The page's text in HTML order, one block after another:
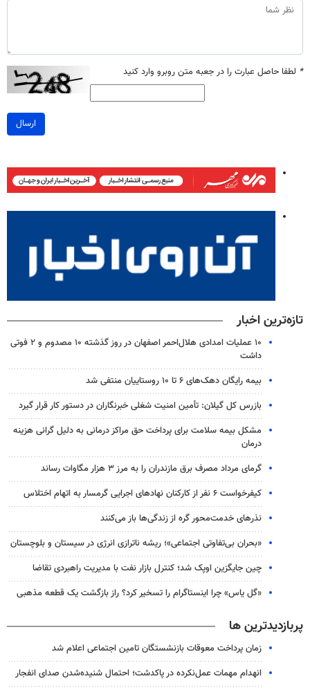
* لطفا حاصل عبارت را در جعبه متن روبرو وارد کنید
ارسال
تازه‌ترین اخبار
۱۰ عملیات امدادی هلال‌احمر اصفهان در روز گذشته ۱۰ مصدوم و ۲ فوتی
داشت
بیمه رایگان دهک‌های ۶ تا ۱۰ روستاییان منتفی شد
بازرس کل گیلان: تأمین امنیت شغلی خبرنگاران در دستور کار قرار گیرد
مشکل بیمه سلامت برای پرداخت حق مراکز درمانی به دلیل گرانی هزینه
درمان
گرمای مرداد مصرف برق مازندران را به مرز ۳ هزار مگاوات رساند
کیفرخواست ۶ نفر از کارکنان نهادهای اجرایی گرمسار به اتهام اختلاس
نذرهای خدمت‌محور گره از زندگی‌ها باز می‌کنند
«بحران بی‌تفاوتی اجتماعی»؛ ریشه ناترازی انرژی در سیستان و بلوچستان
چین جایگزین اوپک شد؛ کنترل بازار نفت با مدیریت راهبردی تقاضا
«گل یاس» چرا اینستاگرام را تسخیر کرد؟ راز بازگشت یک قطعه مذهبی
پربازدیدترین ها
زمان پرداخت معوقات بازنشستگان تامین اجتماعی اعلام شد
انهدام مهمات عمل‌نکرده در پاکدشت؛ احتمال شنیده‌شدن صدای انفجار